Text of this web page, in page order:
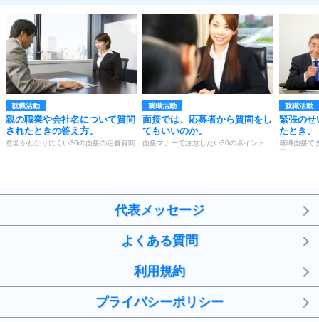
就職活動
親の職業や会社名について質問
されたときの答え方。
意図がわかりにくい30の面接の定番質問
就職活動
面接では、応募者から質問をし
てもいいのか。
面接マナーで注意したい30のポイント
就職活動
緊張のせ
たとき。
就職面接で
ー
代表メッセージ
よくある質問
利用規約
プライバシーポリシー